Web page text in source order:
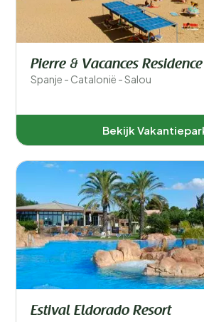
Pierre & Vacances
Spanje - Catalonië - Salou
Bekijk
Estival Eldorado Resort